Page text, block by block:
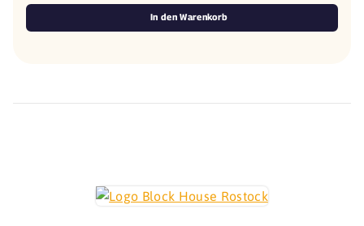
In den Warenkorb